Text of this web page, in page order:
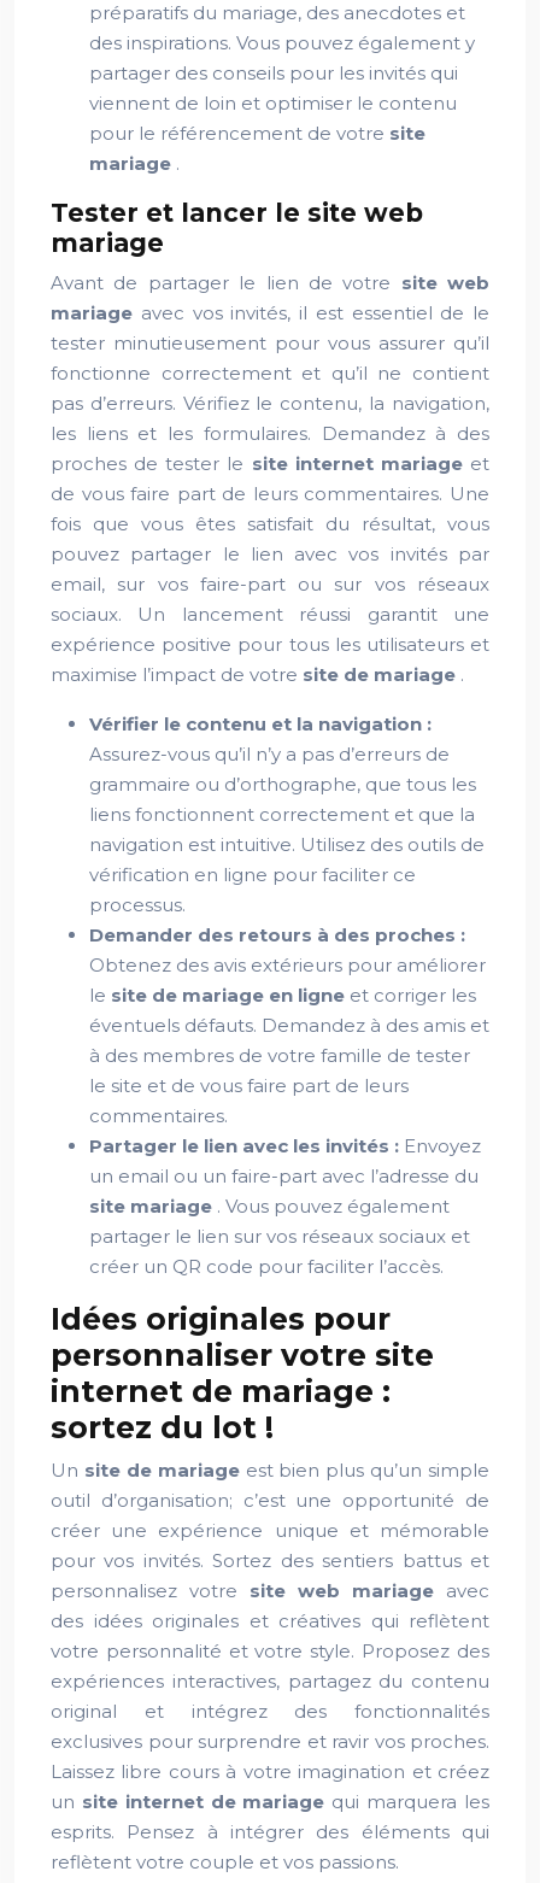
préparatifs du mariage, des anecdotes et
des inspirations. Vous pouvez également y
partager des conseils pour les invités qui
viennent de loin et optimiser le contenu
pour le référencement de votre site
mariage .
Tester et lancer le site web
mariage
Avant de partager le lien de votre site web
mariage avec vos invités, il est essentiel de le
tester minutieusement pour vous assurer qu’il
fonctionne correctement et qu’il ne contient
pas d’erreurs. Vérifiez le contenu, la navigation,
les liens et les formulaires. Demandez à des
proches de tester le site internet mariage et
de vous faire part de leurs commentaires. Une
fois que vous êtes satisfait du résultat, vous
pouvez partager le lien avec vos invités par
email, sur vos faire-part ou sur vos réseaux
sociaux. Un lancement réussi garantit une
expérience positive pour tous les utilisateurs et
maximise l’impact de votre site de mariage .
Vérifier le contenu et la navigation :
Assurez-vous qu’il n’y a pas d’erreurs de
grammaire ou d’orthographe, que tous les
liens fonctionnent correctement et que la
navigation est intuitive. Utilisez des outils de
vérification en ligne pour faciliter ce
processus.
Demander des retours à des proches :
Obtenez des avis extérieurs pour améliorer
le site de mariage en ligne et corriger les
éventuels défauts. Demandez à des amis et
à des membres de votre famille de tester
le site et de vous faire part de leurs
commentaires.
Partager le lien avec les invités : Envoyez
un email ou un faire-part avec l’adresse du
site mariage . Vous pouvez également
partager le lien sur vos réseaux sociaux et
créer un QR code pour faciliter l’accès.
Idées originales pour
personnaliser votre site
internet de mariage :
sortez du lot !
Un site de mariage est bien plus qu’un simple
outil d’organisation; c’est une opportunité de
créer une expérience unique et mémorable
pour vos invités. Sortez des sentiers battus et
personnalisez votre site web mariage avec
des idées originales et créatives qui reflètent
votre personnalité et votre style. Proposez des
expériences interactives, partagez du contenu
original et intégrez des fonctionnalités
exclusives pour surprendre et ravir vos proches.
Laissez libre cours à votre imagination et créez
un site internet de mariage qui marquera les
esprits. Pensez à intégrer des éléments qui
reflètent votre couple et vos passions.